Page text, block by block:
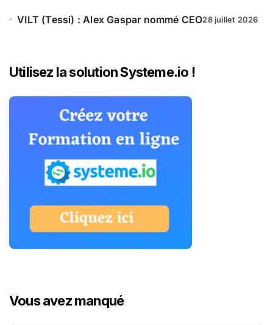
VILT (Tessi) : Alex Gaspar nommé CEO28 juillet 2026
Utilisez la solution Systeme.io !
Vous avez manqué